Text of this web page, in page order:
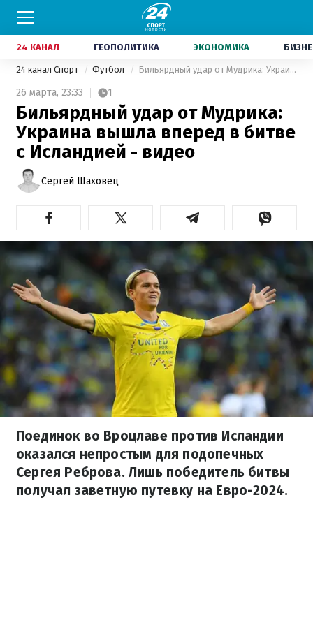
24 КАНАЛ ГЕОПОЛИТИКА ЭКОНОМИКА
24 канал Спорт Футбол Бильярдный удар от Мудрика: Украина вышла вперед в битве с Исландией - видео
26 марта, 23:33 1
Бильярдный удар от Мудрика:
Украина вышла вперед в битве
с Исландией - видео
Сергей Шаховец
Поединок во Вроцлаве против Исландии
оказался непростым для подопечных
Сергея Реброва. Лишь победитель битвы
получал заветную путевку на Евро-2024.